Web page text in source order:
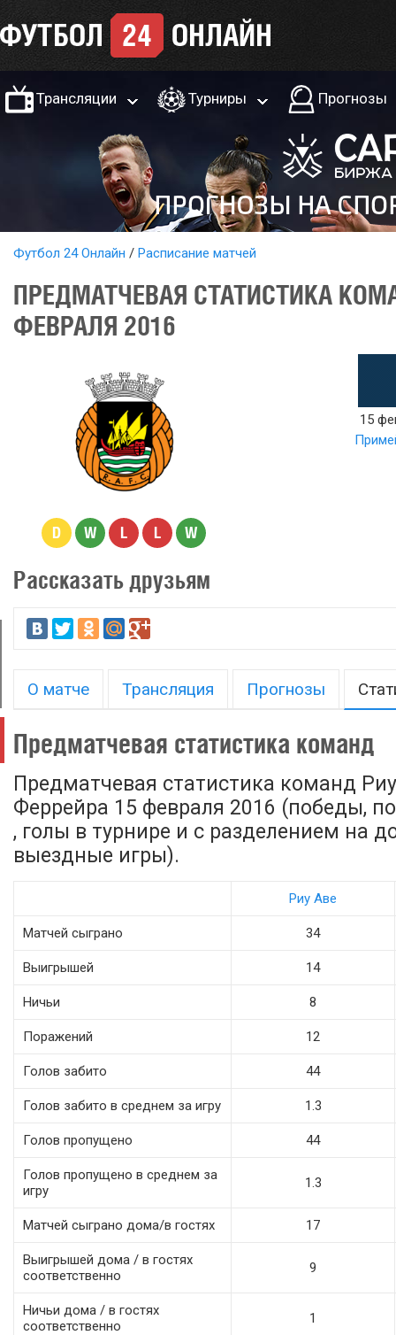
Трансляции Турниры Прогнозы
Футбол 24 Онлайн Расписание матчей
ПРЕДМАТЧЕВАЯ СТАТИСТИКА
ФЕВРАЛЯ 2016
D W L L W
15
Рассказать друзьям
О матче Трансляция Прогнозы
Предматчевая статистика команд
Предматчевая статистика команд
Феррейра 15 февраля 2016 (победы,
, голы в турнире и с разделением на
выездные игры).
Риу Аве
Матчей сыграно 34
Выигрышей 14
Ничьи 8
Поражений 12
Голов забито 44
Голов забито в среднем за игру 1.3
Голов пропущено 44
Голов пропущено в среднем за
игру
1.3
Матчей сыграно дома/в гостях 17
Выигрышей дома / в гостях
соответственно
9
Ничьи дома / в гостях
соответственно
1